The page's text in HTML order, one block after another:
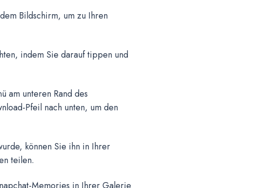
Bildschirm, um zu Ihren
indem Sie darauf tippen und
am unteren Rand des
Pfeil nach unten, um den
können Sie ihn in Ihrer
teilen.
Memories in Ihrer Galerie